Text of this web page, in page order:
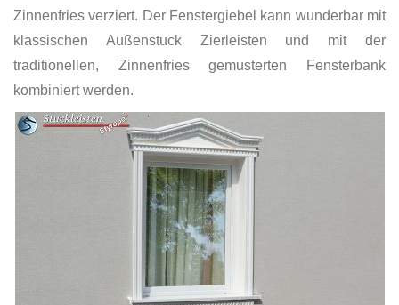
Zinnenfries verziert. Der Fenstergiebel kann wunderbar mit
klassischen Außenstuck Zierleisten und mit der
traditionellen, Zinnenfries gemusterten Fensterbank
kombiniert werden.